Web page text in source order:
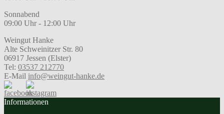
Sonnabend
09:00 Uhr - 12:00 Uhr
Weingut Hanke
Alte Schweinitzer Str. 80
06917 Jessen (Elster)
Tel: 03537 212770
E-Mail info@weingut-hanke.de
Informationen